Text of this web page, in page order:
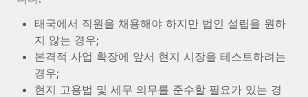
복리후생
손쉬운 직원 복리후생 관리
Tech는 Remote와 파트너십을 맺고 글로벌 계약직 인력 및 미국
급여 관리를 통해 국제 노동법...
자세히 알아보기
블로그
Remote 제품 관련 소식: Gusto 및 Xero와의 통합과
Remote Contractor Management Plus
태국에서 직원을 채용해야 하지만 법인 설립을 원하
지 않는 경우;
본격적 사업 확장에 앞서 현지 시장을 테스트하려는
경우;
현지 고용법 및 세무 의무를 준수할 필요가 있는 경